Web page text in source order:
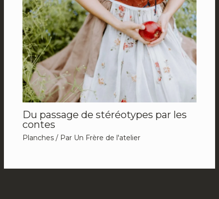
Du passage de stéréotypes par les
contes
Planches/ Par Un Frère de l'atelier